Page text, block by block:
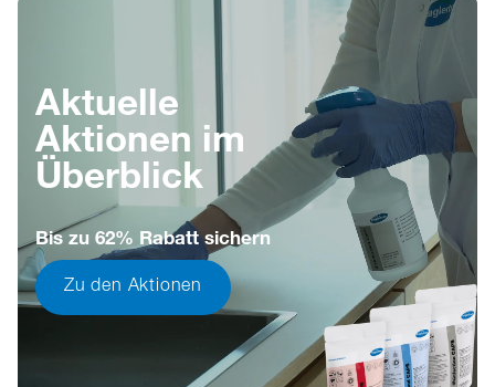
Aktuelle
Aktionen im
Überblick
Bis zu 62% Rabatt sichern
Zu den Aktionen